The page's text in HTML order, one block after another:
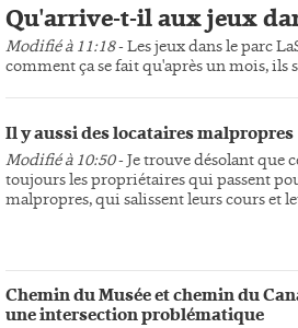
Qu'arrive-t-il aux jeux
Modifié à 11:18- Les jeux dans le parc
comment ça se fait qu'après un mois, ils
Il y aussi des locataires malpropres
Modifié à 10:50- Je trouve désolant que
toujours les propriétaires qui passent
malpropres, qui salissent leurs cours et
Chemin du Musée et chemin du
une intersection problématique